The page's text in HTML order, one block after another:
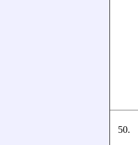
50.